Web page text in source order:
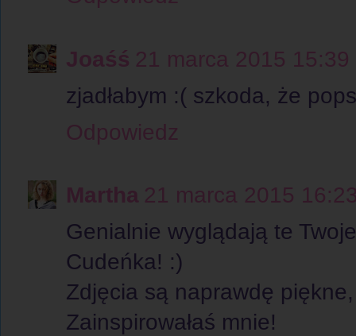
Joaśś 21 marca 2015 15:39
zjadłabym :( szkoda, że
Odpowiedz
Martha 21 marca 2015
Genialnie wyglądają te
Cudeńka! :)
Zdjęcia są naprawdę
Zainspirowałaś mnie!